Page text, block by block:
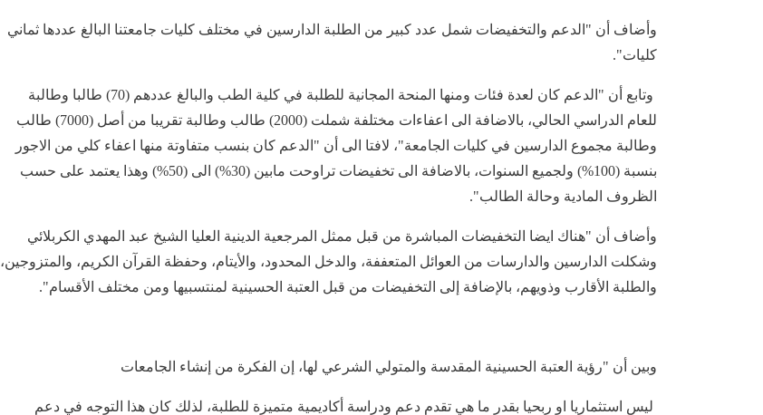
وأضاف أن "الدعم والتخفيضات شمل عدد كبير من الطلبة الدارسين في مختلف كليات جامعتنا البالغ عددها ثماني
كليات".
وتابع أن "الدعم كان لعدة فئات ومنها المنحة المجانية للطلبة في كلية الطب والبالغ عددهم (70) طالبا وطالبة
للعام الدراسي الحالي، بالاضافة الى اعفاءات مختلفة شملت (2000) طالب وطالبة تقريبا من أصل (7000) طالب
وطالبة مجموع الدارسين في كليات الجامعة"، لافتا الى أن "الدعم كان بنسب متفاوتة منها اعفاء كلي من الاجور
بنسبة (100%) ولجميع السنوات، بالاضافة الى تخفيضات تراوحت مابين (30%) الى (50%) وهذا يعتمد على حسب
الظروف المادية وحالة الطالب".
وأضاف أن "هناك ايضا التخفيضات المباشرة من قبل ممثل المرجعية الدينية العليا الشيخ عبد المهدي الكربلائي
وشكلت الدارسين والدارسات من العوائل المتعففة، والدخل المحدود، والأيتام، وحفظة القرآن الكريم، والمتزوجين،
والطلبة الأقارب وذويهم، بالإضافة إلى التخفيضات من قبل العتبة الحسينية لمنتسبيها ومن مختلف الأقسام".
وبين أن "رؤية العتبة الحسينية المقدسة والمتولي الشرعي لها، إن الفكرة من إنشاء الجامعات
ليس استثماريا او ربحيا بقدر ما هي تقدم دعم ودراسة أكاديمية متميزة للطلبة، لذلك كان هذا التوجه في دعم